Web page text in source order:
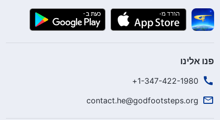
פנו אלינו
1-347-422-1980+
contact.he@godfootsteps.org